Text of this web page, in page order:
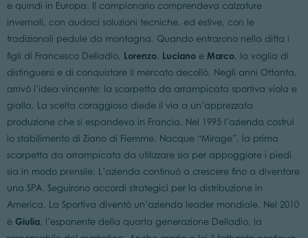
e quindi in Europa. Il campionario comprendeva calzature
invernali, con audaci soluzioni tecniche, ed estive, con le
tradizionali pedule da montagna. Quando entrarono nella ditta i
figli di Francesco Delladio, Lorenzo, Lucianoe Marco, la voglia di
distinguersi e di conquistare il mercato decollò. Negli anni Ottanta,
arrivò l’idea vincente: la scarpetta da arrampicata sportiva viola e
gialla. La scelta coraggiosa diede il via a un’apprezzata
produzione che si espandeva in Francia. Nel 1995 l’azienda costruì
lo stabilimento di Ziano di Fiemme. Nacque “Mirage”, la prima
scarpetta da arrampicata da utilizzare sia per appoggiare i piedi
sia in modo prensile. L’azienda continuò a crescere fino a diventare
una SPA. Seguirono accordi strategici per la distribuzione in
America. La Sportiva diventò un’azienda leader mondiale. Nel 2010
è Giulia, l’esponente della quarta generazione Delladio, la